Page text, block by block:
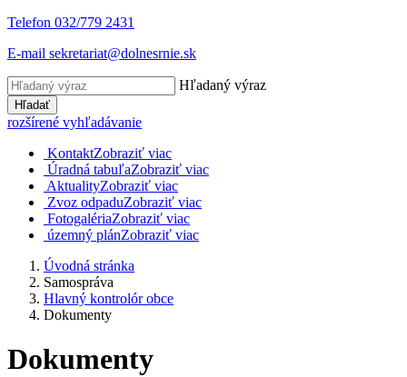
Telefon 032/779 2431
E-mail sekretariat@dolnesrnie.sk
Hľadaný výraz
Hľadať
rozšírené vyhľadávanie
KontaktZobraziť viac
Úradná tabuľaZobraziť viac
AktualityZobraziť viac
Zvoz odpaduZobraziť viac
FotogalériaZobraziť viac
územný plánZobraziť viac
Úvodná stránka
Samospráva
Hlavný kontrolór obce
Dokumenty
Dokumenty